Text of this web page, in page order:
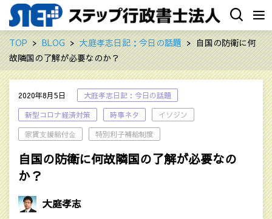
TOP BLOG 大庭孝志日記：今日の話題
自国の防衛に何
故隣国の了解が必要なのか？
2020年8月5日
大庭孝志日記：今日の話題
新型コロナ経済対策
時事ネタ
イソジン
家賃⽀援給付⾦
特別利子補給制度
自国の防衛に何故隣国の了解が必要なの
か？
大庭孝志